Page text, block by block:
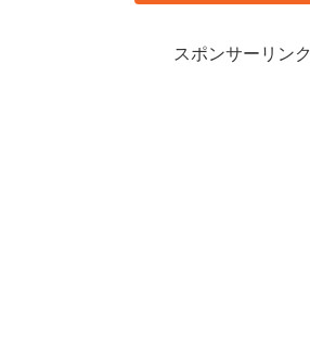
スポンサーリンク